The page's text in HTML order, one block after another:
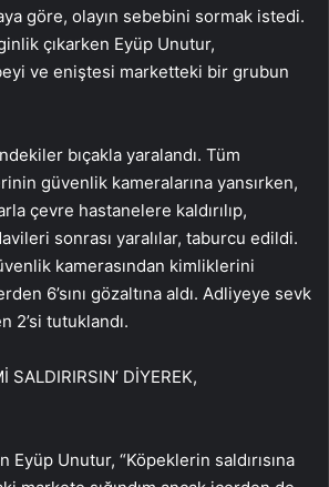
göre, olayın sebebini sormak istedi.
çıkarken Eyüp Unutur,
ve eniştesi marketteki bir grubun
bıçakla yaralandı. Tüm
güvenlik kameralarına yansırken,
çevre hastanelere kaldırılıp,
sonrası yaralılar, taburcu edildi.
kamerasından kimliklerini
6’sını gözaltına aldı. Adliyeye sevk
2’si tutuklandı.
SALDIRIRSIN’ DİYEREK,
Eyüp Unutur, “Köpeklerin saldırısına